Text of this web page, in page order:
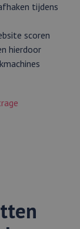
tijdens
scoren
hierdoor